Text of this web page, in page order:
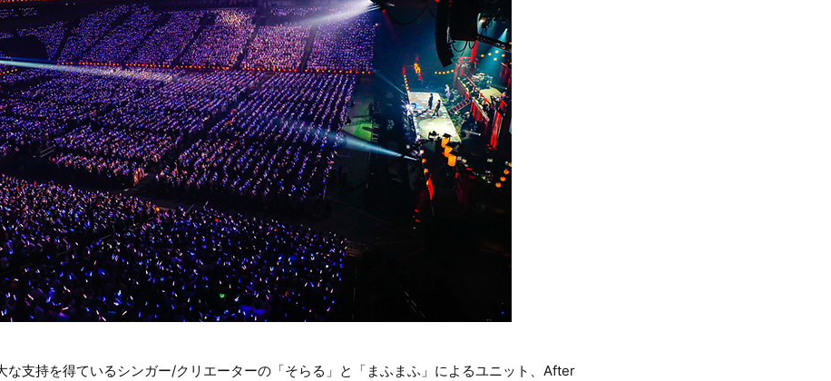
な支持を得ているシンガー/クリエーターの「そらる」と「まふまふ」によるユニット、After